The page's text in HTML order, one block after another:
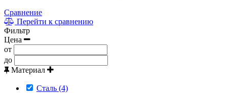
Сравнение
Перейти к сравнению
Фильтр
Цена
от
до
Материал
Сталь (4)